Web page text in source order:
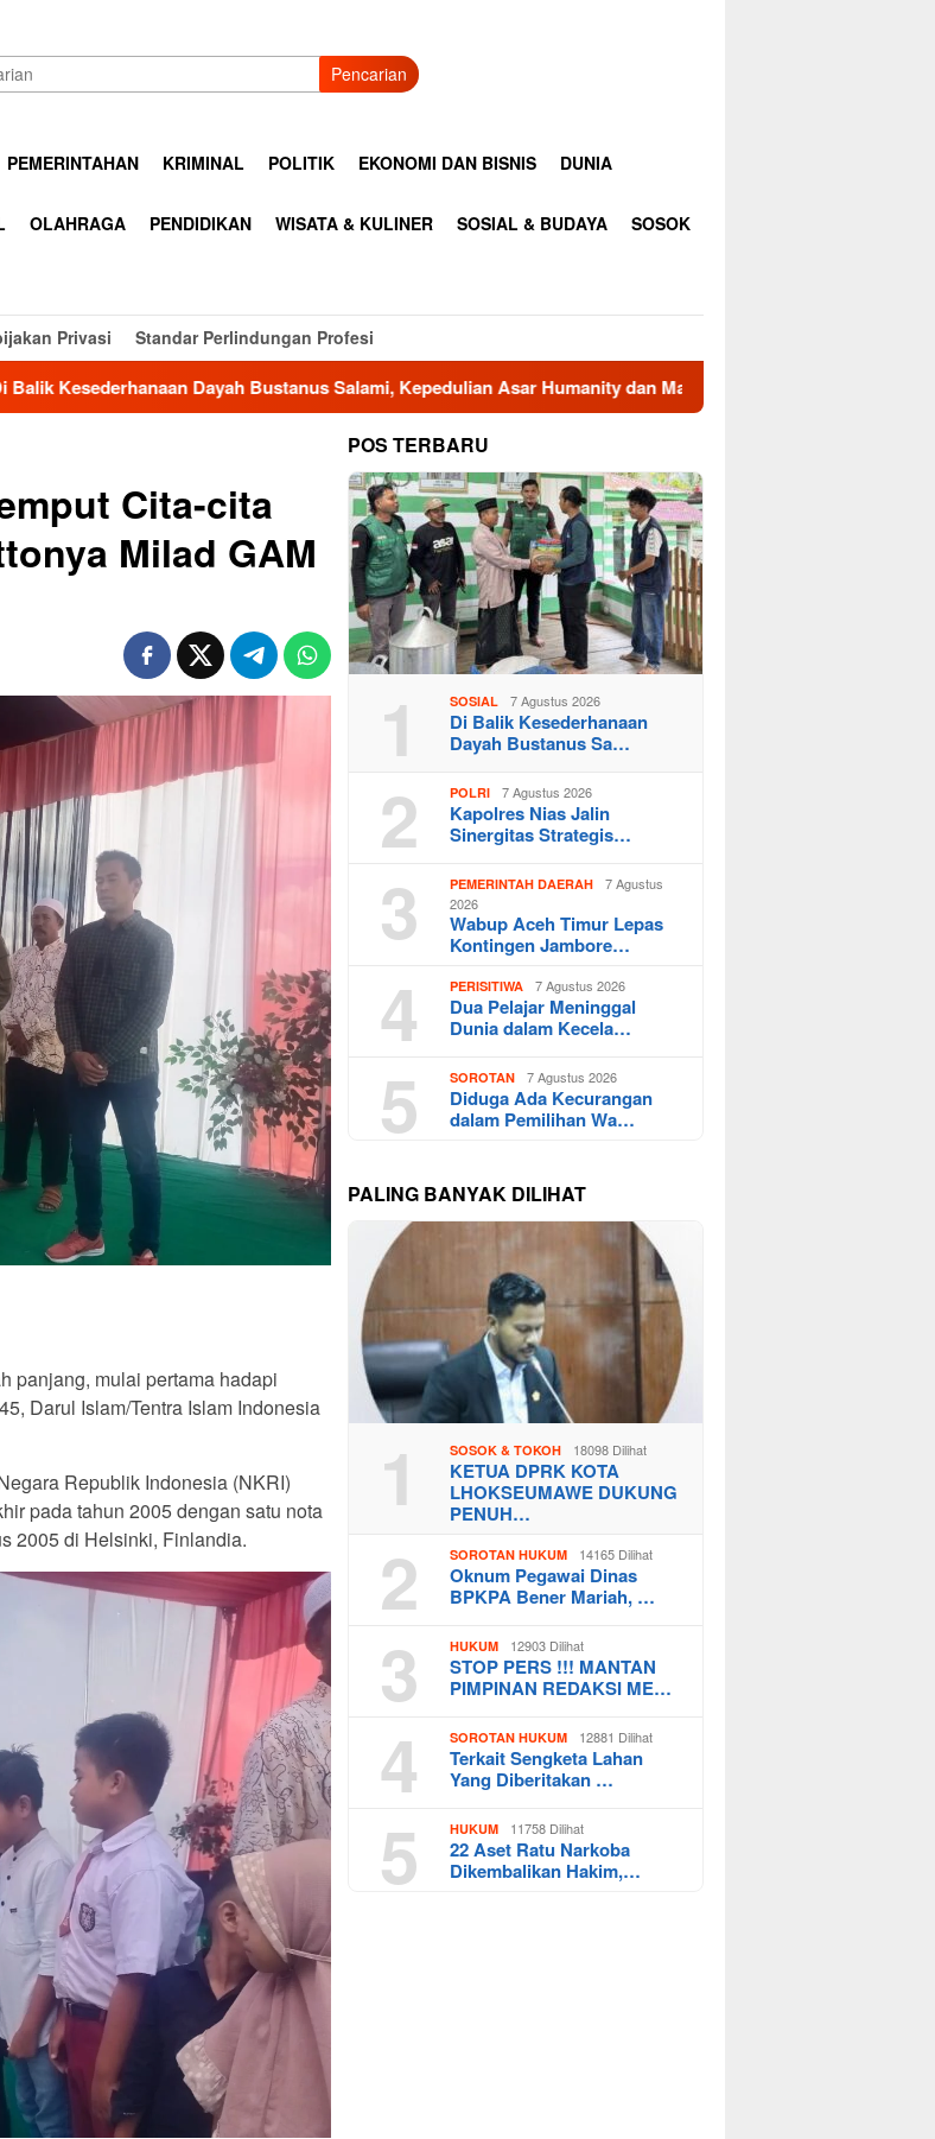
Pencarian
PEMERINTAHAN KRIMINAL POLITIK EKONOMI DAN BISNIS DUNIA
OLAHRAGA PENDIDIKAN WISATA & KULINER SOSIAL & BUDAYA SOSOK
Privasi Standar Perlindungan Profesi
Bustanus Salami, Kepedulian Asar Humanity dan Mahasiswa KPM Unsam Hadir Menguatkan Harapan Santri
Cita-cita
Milad GAM
panjang, mulai pertama hadapi
Darul Islam/Tentra Islam Indonesia
Republik Indonesia (NKRI)
pada tahun 2005 dengan satu nota
2005 di Helsinki, Finlandia.
POS TERBARU
1 SOSIAL 7 Agustus 2026
Di Balik Kesederhanaan
Dayah Bustanus Sa…
2 POLRI 7 Agustus 2026
Kapolres Nias Jalin
Sinergitas Strategis…
3 PEMERINTAH DAERAH
7 Agustus
2026
Wabup Aceh Timur Lepas
Kontingen Jambore…
4 PERISITIWA 7 Agustus 2026
Dua Pelajar Meninggal
Dunia dalam Kecela…
5 SOROTAN 7 Agustus 2026
Diduga Ada Kecurangan
dalam Pemilihan Wa…
PALING BANYAK DILIHAT
1 SOSOK & TOKOH 18098 Dilihat
KETUA DPRK KOTA
LHOKSEUMAWE DUKUNG
PENUH…
2 SOROTAN HUKUM 14165 Dilihat
Oknum Pegawai Dinas
BPKPA Bener Mariah, …
3 HUKUM 12903 Dilihat
STOP PERS !!! MANTAN
PIMPINAN REDAKSI ME…
4 SOROTAN HUKUM 12881 Dilihat
Terkait Sengketa Lahan
Yang Diberitakan …
5 HUKUM 11758 Dilihat
22 Aset Ratu Narkoba
Dikembalikan Hakim,…